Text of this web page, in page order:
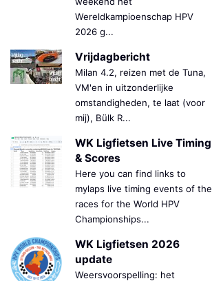
Wereldkampioenschap HPV
2026 g...
Vrijdagbericht
Milan 4.2, reizen met de Tuna,
VM'en in uitzonderlijke
omstandigheden, te laat (voor
mij), Bülk R...
WK Ligfietsen Live Timing
& Scores
Here you can find links to
mylaps live timing events of the
races for the World HPV
Championships...
WK Ligfietsen 2026
update
Weersvoorspelling: het